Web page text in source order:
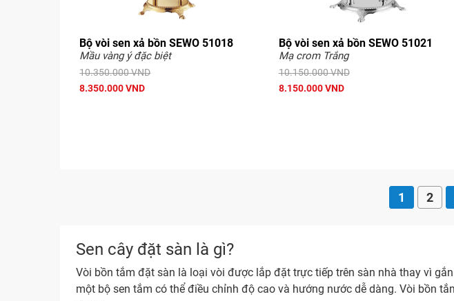
Bộ vòi sen xả bồn SEWO 51018
Mầu vàng ý đặc biệt
10.350.000 VND
8.350.000 VND
Bộ vòi sen xả bồn SEWO 51021
Mạ crom Trắng
10.150.000 VND
8.150.000 VND
1 2
Sen cây đặt sàn là gì?
Vòi bồn tắm đặt sàn là loại vòi được lắp đặt trực tiếp trên sàn nhà thay vì
một bộ sen tắm có thể điều chỉnh độ cao và hướng nước dễ dàng. Vòi bồn